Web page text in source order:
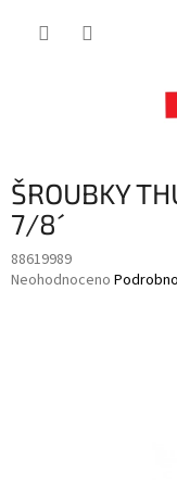
ŠROUBKY
7/8´
88619989
Průměrné
Neohodnoceno